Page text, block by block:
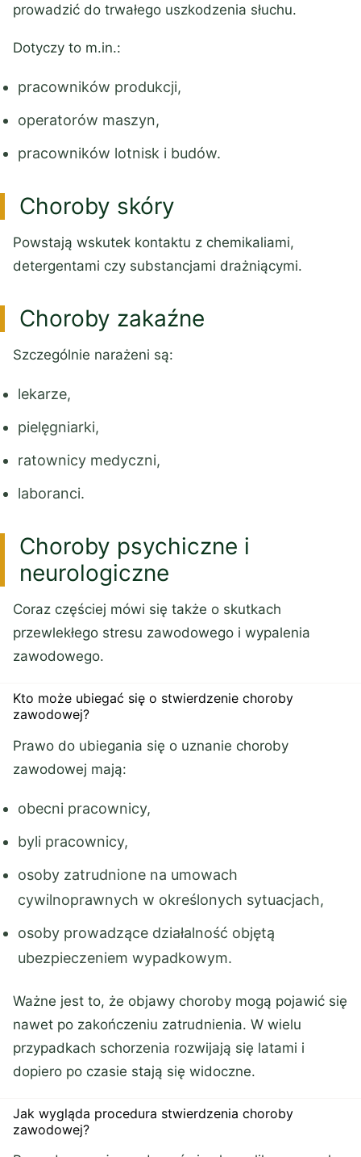
prowadzić do trwałego uszkodzenia słuchu.
Dotyczy to m.in.:
pracowników produkcji,
operatorów maszyn,
pracowników lotnisk i budów.
Choroby skóry
Powstają wskutek kontaktu z chemikaliami,
detergentami czy substancjami drażniącymi.
Choroby zakaźne
Szczególnie narażeni są:
lekarze,
pielęgniarki,
ratownicy medyczni,
laboranci.
Choroby psychiczne i
neurologiczne
Coraz częściej mówi się także o skutkach
przewlekłego stresu zawodowego i wypalenia
zawodowego.
Kto może ubiegać się o stwierdzenie choroby
zawodowej?
Prawo do ubiegania się o uznanie choroby
zawodowej mają:
obecni pracownicy,
byli pracownicy,
osoby zatrudnione na umowach
cywilnoprawnych w określonych sytuacjach,
osoby prowadzące działalność objętą
ubezpieczeniem wypadkowym.
Ważne jest to, że objawy choroby mogą pojawić się
nawet po zakończeniu zatrudnienia. W wielu
przypadkach schorzenia rozwijają się latami i
dopiero po czasie stają się widoczne.
Jak wygląda procedura stwierdzenia choroby
zawodowej?